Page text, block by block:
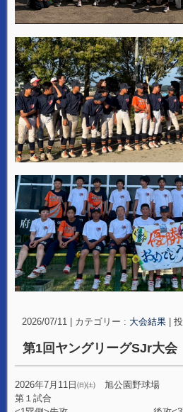
2026/07/11 | カテゴリー : 大会結果 |
第1回ヤングリーグSJr大
2026年7月11日㈰㈯ 旭公園野球場
第１試合